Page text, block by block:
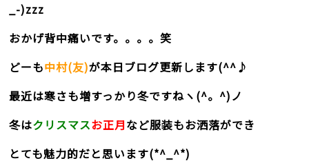
_-)zzz
おかげ背中痛いです。。。。笑
どーも中村(友)が本日ブログ更新します(^^♪
最近は寒さも増すっかり冬ですねヽ(^。^)ノ
冬はクリスマスお正月など服装もお洒落ができ
とても魅力的だと思います(*^_^*)